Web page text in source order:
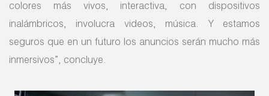
colores más vivos, interactiva, con dispositivos
inalámbricos, involucra videos, música. Y estamos
seguros que en un futuro los anuncios serán mucho más
inmersivos”, concluye.